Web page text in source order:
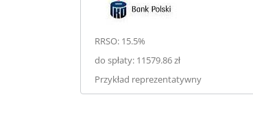
RRSO: 15.5%
do spłaty: 11579.86 zł
Przykład reprezentatywny